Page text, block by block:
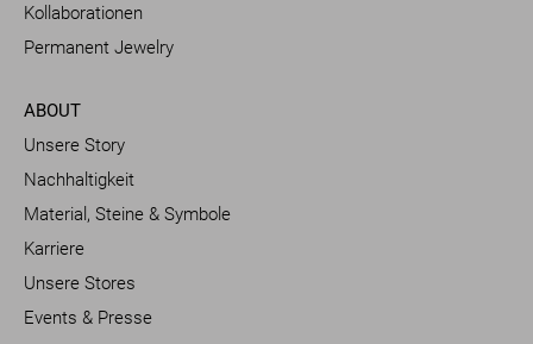
Kollaborationen
Permanent Jewelry
ABOUT
Unsere Story
Nachhaltigkeit
Material, Steine & Symbole
Karriere
Unsere Stores
Events & Presse